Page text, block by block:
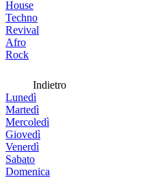
House
Techno
Revival
Afro
Rock
Indietro
Lunedì
Martedì
Mercoledì
Giovedì
Venerdì
Sabato
Domenica